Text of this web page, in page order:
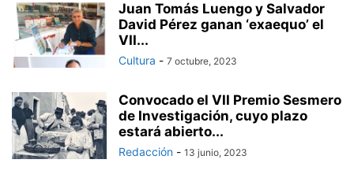
Juan Tomás Luengo y Salvador
David Pérez ganan ‘exaequo’ el
VII...
Cultura - 7 octubre, 2023
Convocado el VII Premio Sesmero
de Investigación, cuyo plazo
estará abierto...
Redacción - 13 junio, 2023